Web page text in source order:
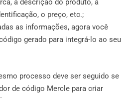
a descrição do produto, a
o preço, etc.;
as informações, agora você
gerado para integrá-lo ao seu
processo deve ser seguido se
de código Mercle para criar